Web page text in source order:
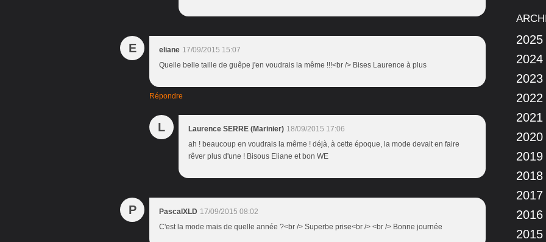
E eliane 17/09/2015 15:07
Quelle belle taille de guêpe j'en voudrais la même !!!<br /> Bises Laurence à plus
Répondre
L Laurence SERRE (Marinier) 18/09/2015 17:06
ah ! beaucoup en voudrais la même ! déjà, à cette époque, la mode devait en faire
rêver plus d'une ! Bisous Eliane et bon WE
P PascalXLD 17/09/2015 08:02
C'est la mode mais de quelle année ?<br /> Superbe prise<br /> <br /> Bonne journée
2025
2024
2023
2022
2021
2020
2019
2018
2017
2016
2015